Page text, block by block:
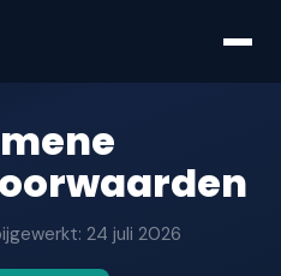
24 juli 2026